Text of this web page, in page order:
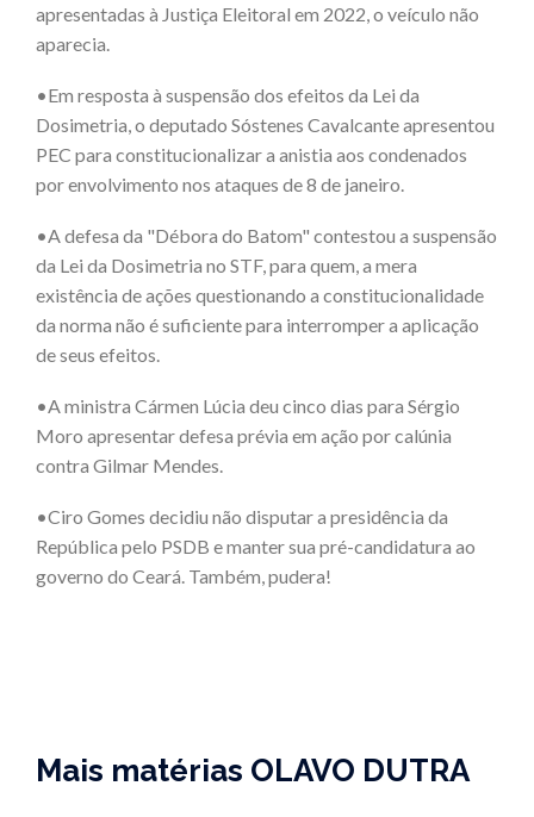
apresentadas à Justiça Eleitoral em 2022, o veículo não
aparecia.
•Em resposta à suspensão dos efeitos da Lei da
Dosimetria, o deputado Sóstenes Cavalcante apresentou
PEC para constitucionalizar a anistia aos condenados
por envolvimento nos ataques de 8 de janeiro.
•A defesa da "Débora do Batom" contestou a suspensão
da Lei da Dosimetria no STF, para quem, a mera
existência de ações questionando a constitucionalidade
da norma não é suficiente para interromper a aplicação
de seus efeitos.
•A ministra Cármen Lúcia deu cinco dias para Sérgio
Moro apresentar defesa prévia em ação por calúnia
contra Gilmar Mendes.
•Ciro Gomes decidiu não disputar a presidência da
República pelo PSDB e manter sua pré-candidatura ao
governo do Ceará. Também, pudera!
Mais matérias OLAVO DUTRA